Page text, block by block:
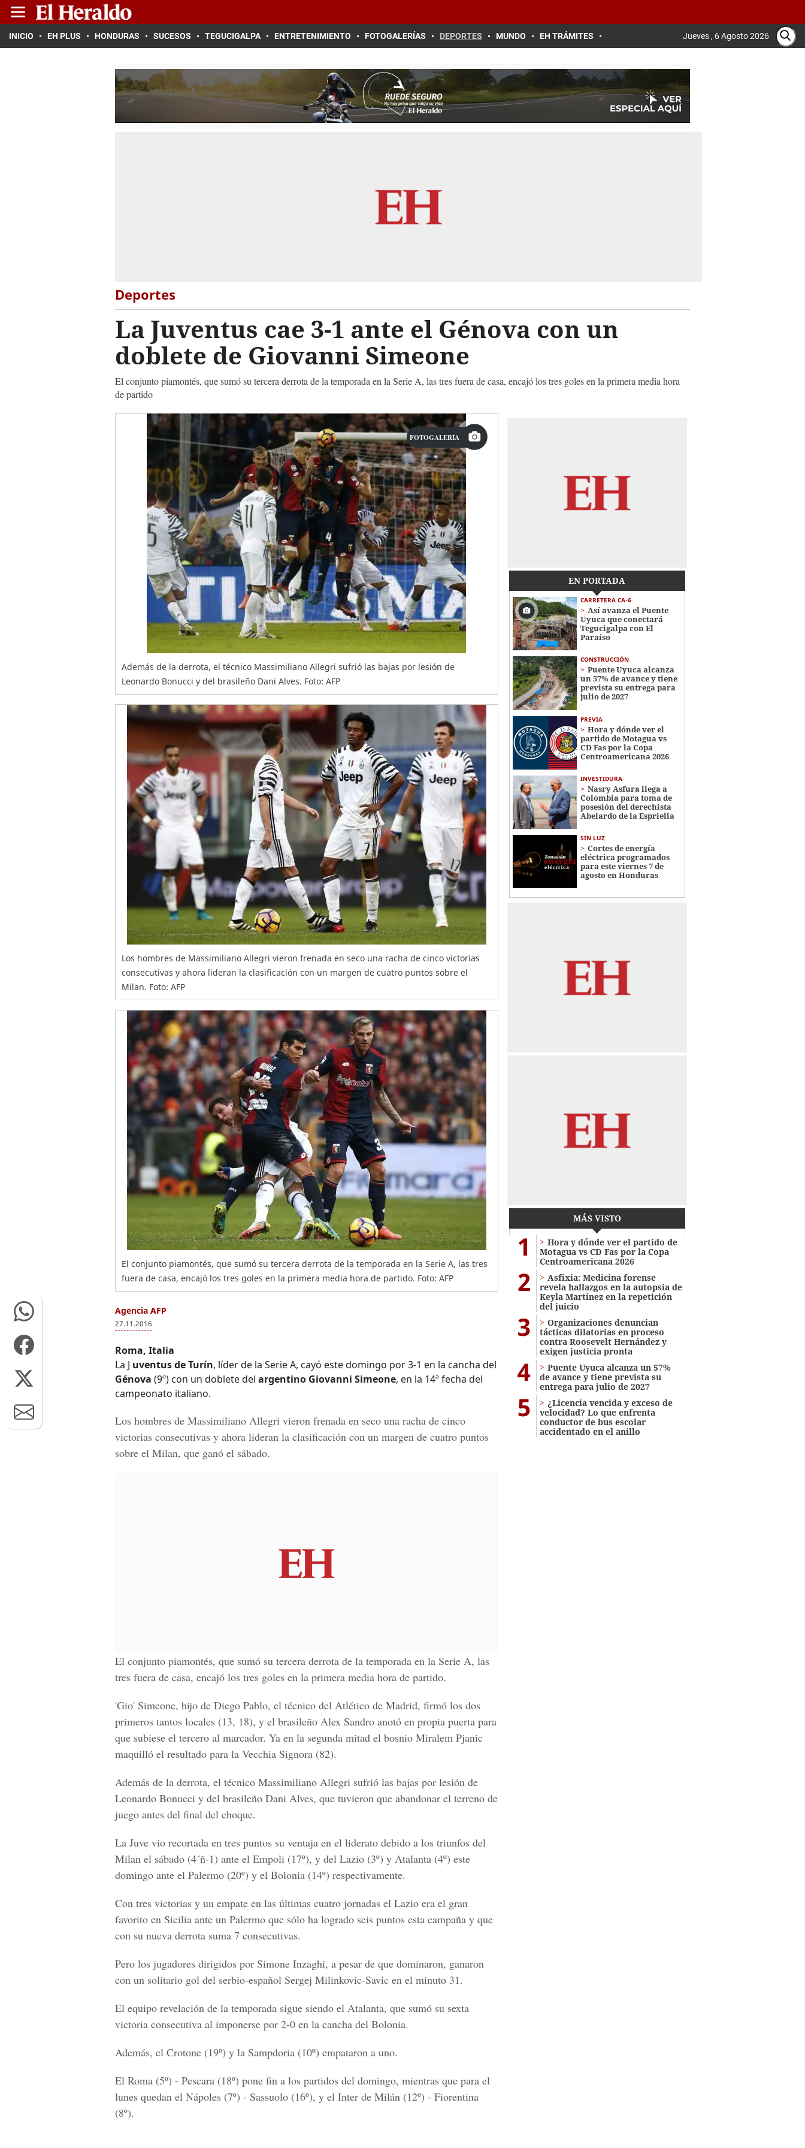
INICIO EH PLUS HONDURAS SUCESOS TEGUCIGALPA ENTRETENIMIENTO FOTOGALERÍAS DEPORTES MUNDO EH TRÁMITES Jueves , 6 Agosto 2026
Deportes
La Juventus cae 3-1 ante el Génova con un
doblete de Giovanni Simeone
El conjunto piamontés, que sumó su tercera derrota de la temporada en la Serie A, las tres fuera de casa, encajó los tres goles en la primera media hora
de partido
FOTOGALERÍA
Además de la derrota, el técnico Massimiliano Allegri sufrió las bajas por lesión de
Leonardo Bonucci y del brasileño Dani Alves. Foto: AFP
Los hombres de Massimiliano Allegri vieron frenada en seco una racha de cinco victorias
consecutivas y ahora lideran la clasificación con un margen de cuatro puntos sobre el
Milan. Foto: AFP
El conjunto piamontés, que sumó su tercera derrota de la temporada en la Serie A, las tres
fuera de casa, encajó los tres goles en la primera media hora de partido. Foto: AFP
Agencia AFP
27.11.2016
Roma, Italia
La J uventus de Turín, líder de la Serie A, cayó este domingo por 3-1 en la cancha del
Génova (9º) con un doblete del argentino Giovanni Simeone, en la 14ª fecha del
campeonato italiano.
Los hombres de Massimiliano Allegri vieron frenada en seco una racha de cinco
victorias consecutivas y ahora lideran la clasificación con un margen de cuatro puntos
sobre el Milan, que ganó el sábado.
El conjunto piamontés, que sumó su tercera derrota de la temporada en la Serie A, las
tres fuera de casa, encajó los tres goles en la primera media hora de partido.
'Gio' Simeone, hijo de Diego Pablo, el técnico del Atlético de Madrid, firmó los dos
primeros tantos locales (13, 18), y el brasileño Alex Sandro anotó en propia puerta para
que subiese el tercero al marcador. Ya en la segunda mitad el bosnio Miralem Pjanic
maquilló el resultado para la Vecchia Signora (82).
Además de la derrota, el técnico Massimiliano Allegri sufrió las bajas por lesión de
Leonardo Bonucci y del brasileño Dani Alves, que tuvieron que abandonar el terreno de
juego antes del final del choque.
La Juve vio recortada en tres puntos su ventaja en el liderato debido a los triunfos del
Milan el sábado (4´ñ-1) ante el Empoli (17º), y del Lazio (3º) y Atalanta (4º) este
domingo ante el Palermo (20º) y el Bolonia (14º) respectivamente.
Con tres victorias y un empate en las últimas cuatro jornadas el Lazio era el gran
favorito en Sicilia ante un Palermo que sólo ha logrado seis puntos esta campaña y que
con su nueva derrota suma 7 consecutivas.
Pero los jugadores dirigidos por Simone Inzaghi, a pesar de que dominaron, ganaron
con un solitario gol del serbio-español Sergej Milinkovic-Savic en el minuto 31.
El equipo revelación de la temporada sigue siendo el Atalanta, que sumó su sexta
victoria consecutiva al imponerse por 2-0 en la cancha del Bolonia.
Además, el Crotone (19º) y la Sampdoria (10º) empataron a uno.
El Roma (5º) - Pescara (18º) pone fin a los partidos del domingo, mientras que para el
lunes quedan el Nápoles (7º) - Sassuolo (16º), y el Inter de Milán (12º) - Fiorentina
(8º).
EN PORTADA
CARRETERA CA-6
Así avanza el Puente
Uyuca que conectará
Tegucigalpa con El
Paraíso
CONSTRUCCIÓN
Puente Uyuca alcanza
un 57% de avance y tiene
prevista su entrega para
julio de 2027
PREVIA
Hora y dónde ver el
partido de Motagua vs
CD Fas por la Copa
Centroamericana 2026
INVESTIDURA
Nasry Asfura llega a
Colombia para toma de
posesión del derechista
Abelardo de la Espriella
SIN LUZ
Cortes de energía
eléctrica programados
para este viernes 7 de
agosto en Honduras
MÁS VISTO
1
Hora y dónde ver el partido de
Motagua vs CD Fas por la Copa
Centroamericana 2026
2
Asfixia: Medicina forense
revela hallazgos en la autopsia de
Keyla Martínez en la repetición
del juicio
3
Organizaciones denuncian
tácticas dilatorias en proceso
contra Roosevelt Hernández y
exigen justicia pronta
4
Puente Uyuca alcanza un 57%
de avance y tiene prevista su
entrega para julio de 2027
5
¿Licencia vencida y exceso de
velocidad? Lo que enfrenta
conductor de bus escolar
accidentado en el anillo